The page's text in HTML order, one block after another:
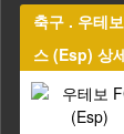
축구 . 우테
스 (Esp) 상